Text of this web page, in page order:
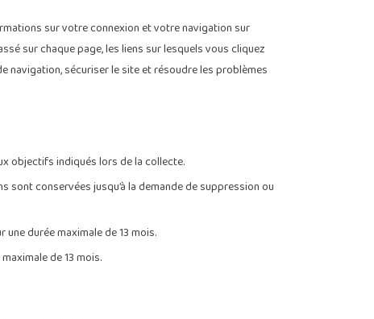
sur votre connexion et votre navigation sur
sur chaque page, les liens sur lesquels vous cliquez
navigation, sécuriser le site et résoudre les problèmes
objectifs indiqués lors de la collecte.
sont conservées jusqu’à la demande de suppression ou
durée maximale de 13 mois.
de 13 mois.